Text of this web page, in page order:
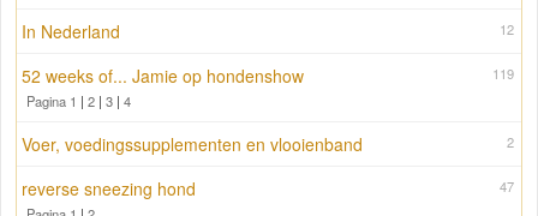
12
In Nederland
119
52 weeks of... Jamie op hondenshow
Pagina 1 | 2 | 3 | 4
2
Voer, voedingssupplementen en vlooienband
47
reverse sneezing hond